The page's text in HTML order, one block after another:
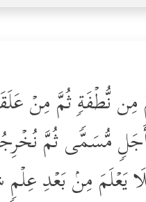
مِن نُّطۡفَةࣲ ثُمَّ مِنۡ
أَجَلࣲ مُّسَمࣰّى ثُمَّ
یَعۡلَمَ مِنۢ بَعۡدِ عِلۡمࣲ